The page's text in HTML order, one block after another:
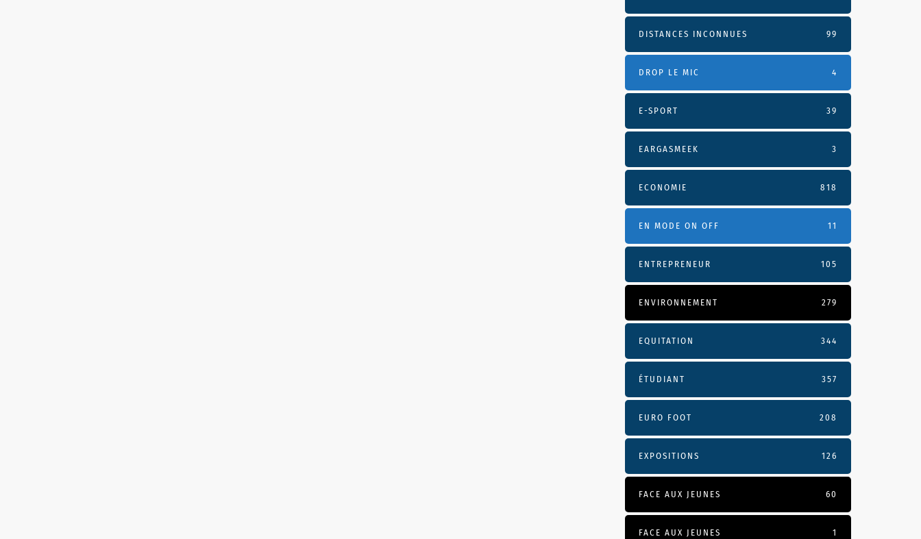
DISTANCES INCONNUES 99
DROP LE MIC 4
E-SPORT 39
EARGASMEEK 3
ECONOMIE 818
EN MODE ON OFF 11
ENTREPRENEUR 105
ENVIRONNEMENT 279
EQUITATION 344
ÉTUDIANT 357
EURO FOOT 208
EXPOSITIONS 126
FACE AUX JEUNES 60
FACE AUX JEUNES 1